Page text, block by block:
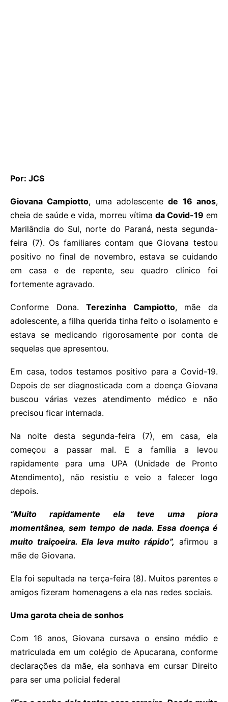
Por: JCS
Giovana Campiotto, uma adolescentede 16 anos,
cheia de saúde e vida, morreu vítima da Covid-19 em
Marilândia do Sul, norte do Paraná, nesta segunda-
feira (7). Os familiares contam que Giovana testou
positivo no final de novembro, estava se cuidando
em casa e de repente, seu quadro clínico foi
fortemente agravado.
Conforme Dona.Terezinha Campiotto, mãe da
adolescente, a filha querida tinha feito o isolamento e
estava se medicando rigorosamente por conta de
sequelas que apresentou.
Em casa, todos testamos positivo para a Covid-19.
Depois de ser diagnosticada com a doença Giovana
buscou várias vezes atendimento médico e não
precisou ficar internada.
Na noite desta segunda-feira (7), em casa, ela
começou a passar mal. E a família a levou
rapidamente para uma UPA (Unidade de Pronto
Atendimento), não resistiu e veio a falecer logo
depois.
“Muito rapidamente ela teve uma piora
momentânea, sem tempo de nada. Essa doença é
muito traiçoeira. Ela leva muito rápido”, afirmou a
mãe de Giovana.
Ela foi sepultada na terça-feira (8). Muitos parentes e
amigos fizeram homenagens a ela nas redes sociais.
Uma garota cheia de sonhos
Com 16 anos, Giovana cursava o ensino médio e
matriculada em um colégio de Apucarana, conforme
declarações da mãe, ela sonhava em cursar Direito
para ser uma policial federal